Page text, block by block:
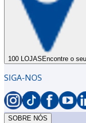
100 LOJAS Encontre o seu
SIGA-NOS
SOBRE NÓS